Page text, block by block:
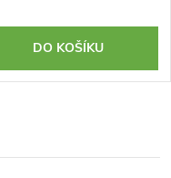
DO KOŠÍKU